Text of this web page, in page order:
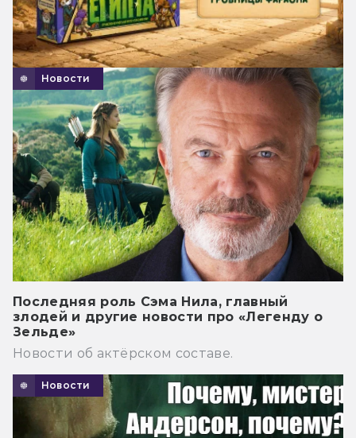
Новости
Последняя роль Сэма Нила, главный
злодей и другие новости про «Легенду о
Зельде»
Новости об актёрском составе.
Новости